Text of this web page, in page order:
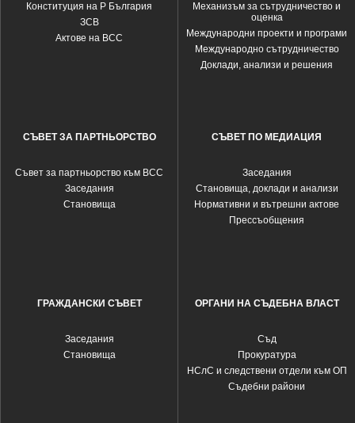
Конституция на Р България
ЗСВ
Актове на ВСС
Механизъм за сътрудничество и
оценка
Международни проекти и програми
Международно сътрудничество
Доклади, анализи и решения
СЪВЕТ ЗА ПАРТНЬОРСТВО
Съвет за партньорство към ВСС
Заседания
Становища
СЪВЕТ ПО МЕДИАЦИЯ
Заседания
Становища, доклади и анализи
Нормативни и вътрешни актове
Прессъобщения
ГРАЖДАНСКИ СЪВЕТ
Заседания
Становища
ОРГАНИ НА СЪДЕБНА ВЛАСТ
Съд
Прокуратура
НСлС и следствени отдели към ОП
Съдебни райони